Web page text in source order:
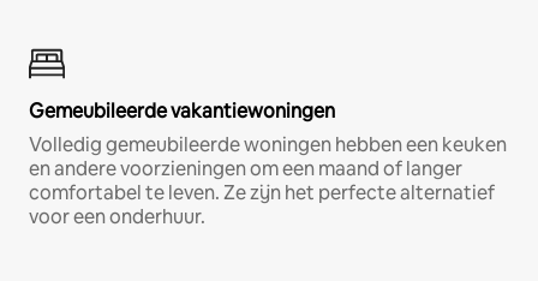
Gemeubileerde vakantiewoningen
Volledig gemeubileerde woningen hebben een keuken
en andere voorzieningen om een maand of langer
comfortabel te leven. Ze zijn het perfecte alternatief
voor een onderhuur.